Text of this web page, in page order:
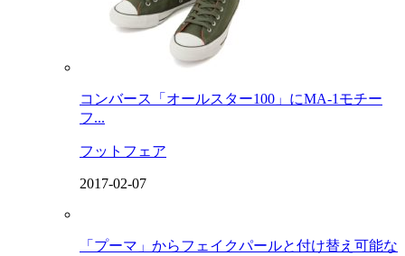
コンバース「オールスター100」にMA-1モチー
フ...
フットフェア
2017-02-07
「プーマ」からフェイクパールと付け替え可能な